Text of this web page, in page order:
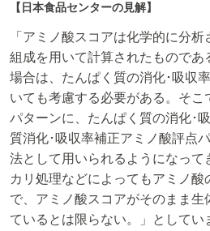
【日本食品センターの見解】
「アミノ酸スコアは化学的に分
組成を用いて計算されたものであ
場合は、たんぱく質の消化･吸収
いても考慮する必要がある。そこ
パターンに、たんぱく質の消化･
質消化･吸収率補正アミノ酸評点
法として用いられるようになって
カリ処理などによってもアミノ
で、アミノ酸スコアがそのまま生
ているとは限らない。」として